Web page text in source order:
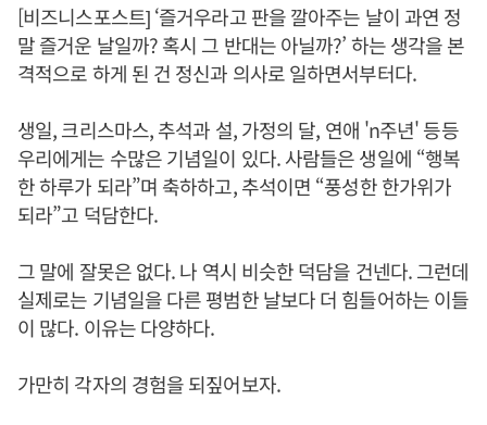
[비즈니스포스트] ‘즐거우라고 판을 깔아주는 날이 과연 정
말 즐거운 날일까? 혹시 그 반대는 아닐까?’ 하는 생각을 본
격적으로 하게 된 건 정신과 의사로 일하면서부터다.
생일, 크리스마스, 추석과 설, 가정의 달, 연애 'n주년' 등등
우리에게는 수많은 기념일이 있다. 사람들은 생일에 “행복
한 하루가 되라”며 축하하고, 추석이면 “풍성한 한가위가
되라”고 덕담한다.
그 말에 잘못은 없다. 나 역시 비슷한 덕담을 건넨다. 그런데
실제로는 기념일을 다른 평범한 날보다 더 힘들어하는 이들
이 많다. 이유는 다양하다.
가만히 각자의 경험을 되짚어보자.